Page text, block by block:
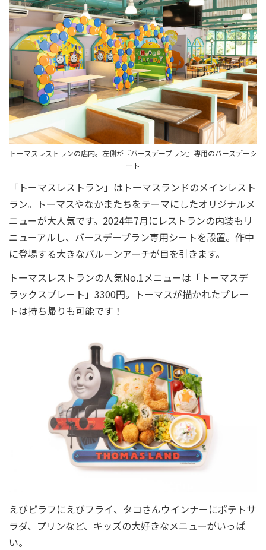
トーマスレストランの店内。左側が『バースデープラン』専用のバースデーシ
ート
「トーマスレストラン」はトーマスランドのメインレスト
ラン。トーマスやなかまたちをテーマにしたオリジナルメ
ニューが大人気です。2024年7月にレストランの内装もリ
ニューアルし、バースデープラン専用シートを設置。作中
に登場する大きなバルーンアーチが目を引きます。
トーマスレストランの人気No.1メニューは「トーマスデ
ラックスプレート」3300円。トーマスが描かれたプレー
トは持ち帰りも可能です！
えびピラフにえびフライ、タコさんウインナーにポテトサ
ラダ、プリンなど、キッズの大好きなメニューがいっぱ
い。